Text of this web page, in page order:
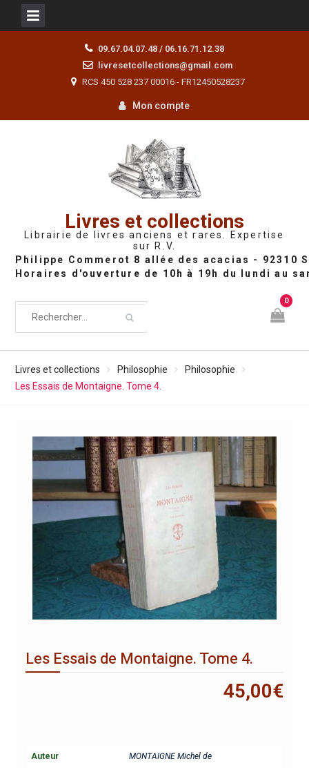
09.67.04.07.48 / 06.16.71.12.38
livresetcollections@gmail.com
RCS 450 528 237 00016 - FR12450528237
Mon compte
Livres et collections
Librairie de livres anciens et rares. Expertise
sur R.V.
0
Livres et collections Philosophie
Philosophie
Les Essais de Montaigne. Tome 4.
Les Essais de Montaigne. Tome 4.
45,00€
Auteur MONTAIGNE Michel de